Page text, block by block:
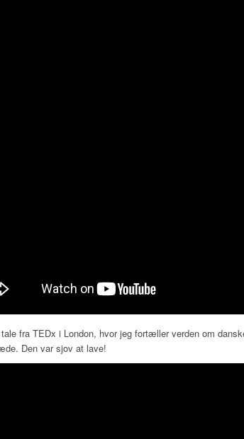
fra TEDx i London, hvor jeg fortæller verden om
Den var sjov at lave!